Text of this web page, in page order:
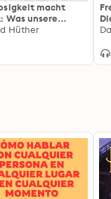
macht
Was unsere
gesünder und
Hüther